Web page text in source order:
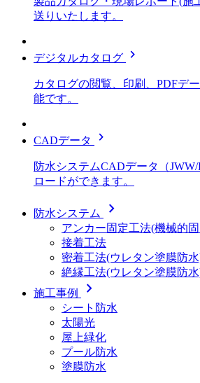
送りいたします。
デジタルカタログ chevron_right
カタログの閲覧、印刷、PDFデ
能です。
CADデータ chevron_right
防水システムCADデータ（
ロードができます。
防水システム chevron_right
アンカー固定工法(機械的
接着工法
密着工法(ウレタン塗膜防
絶縁工法(ウレタン塗膜防
施工事例
chevron_right
シート防水
太陽光
屋上緑化
プール防水
塗膜防水